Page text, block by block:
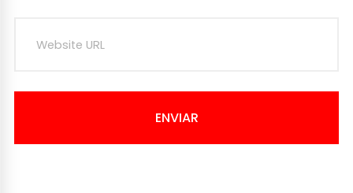
ENVIAR